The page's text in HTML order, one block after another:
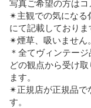
写真ご希望の方はコ
✴主観での気になる
にて記載しておりま
✴煙草、吸いません
＊全てヴィンテー
どの観点から受け
ます。
✴正規店が正規品で
す。